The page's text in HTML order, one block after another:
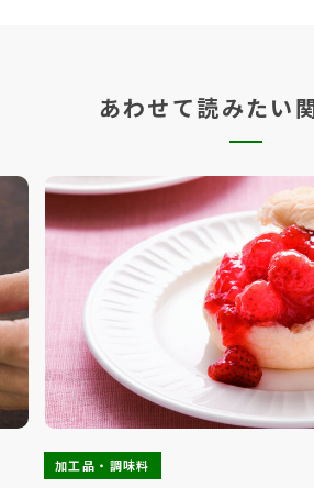
あわせて読みたい
加工品・調味料